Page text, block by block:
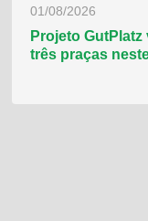
01/08/2026
Projeto
três praças